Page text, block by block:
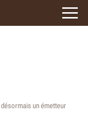
un émetteur